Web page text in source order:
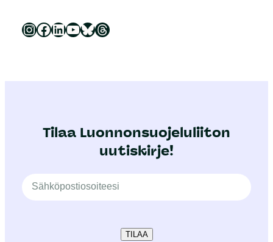
Luonnonsuojeluliitto Instagramissa Luonnonsuojeluliitto Facebookissa Luonnonsuojeluliitto LinkedInissä Luonnonsuojeluliiton YouTube-kanava Luonnonsuojeluliitto Blueskyssa Luonnonsuojeluliitto Threadsissa
Tilaa Luonnonsuojeluliiton
uutiskirje!
TILAA